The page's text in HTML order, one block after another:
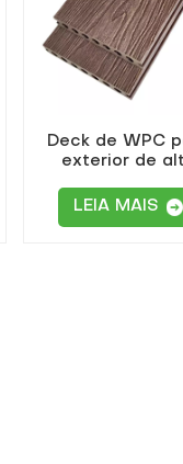
Deck de WPC
exterior de
vermelho
acastanhado,
LEIA MAIS